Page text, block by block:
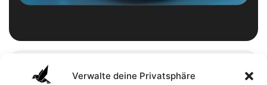
Verwalte deine Privatsphäre